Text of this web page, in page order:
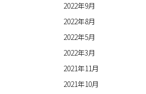
2022年9月
2022年8月
2022年5月
2022年3月
2021年11月
2021年10月